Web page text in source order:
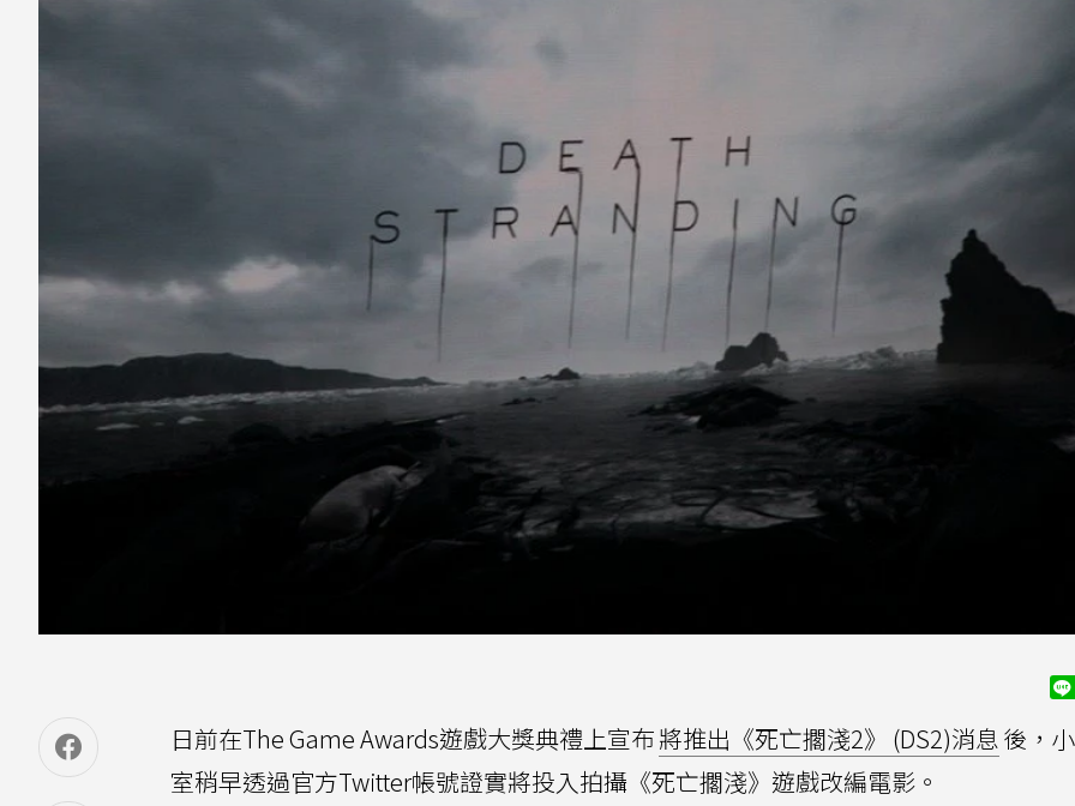
日前在The Game Awards遊戲大獎典禮上宣布將推出《死亡擱淺2》 (DS2)消息後，
室稍早透過官方Twitter帳號證實將投入拍攝《死亡擱淺》遊戲改編電影。